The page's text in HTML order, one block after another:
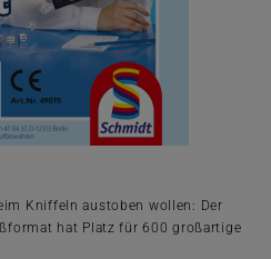
Kniffeln austoben wollen: Der
hat Platz für 600 großartige